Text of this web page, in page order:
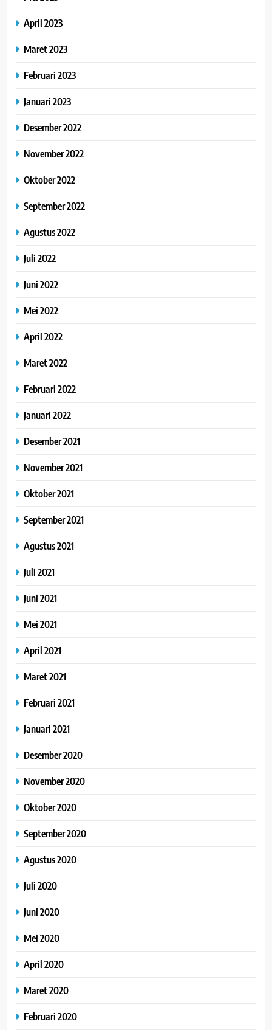
April 2023
Maret 2023
Februari 2023
Januari 2023
Desember 2022
November 2022
Oktober 2022
September 2022
Agustus 2022
Juli 2022
Juni 2022
Mei 2022
April 2022
Maret 2022
Februari 2022
Januari 2022
Desember 2021
November 2021
Oktober 2021
September 2021
Agustus 2021
Juli 2021
Juni 2021
Mei 2021
April 2021
Maret 2021
Februari 2021
Januari 2021
Desember 2020
November 2020
Oktober 2020
September 2020
Agustus 2020
Juli 2020
Juni 2020
Mei 2020
April 2020
Maret 2020
Februari 2020